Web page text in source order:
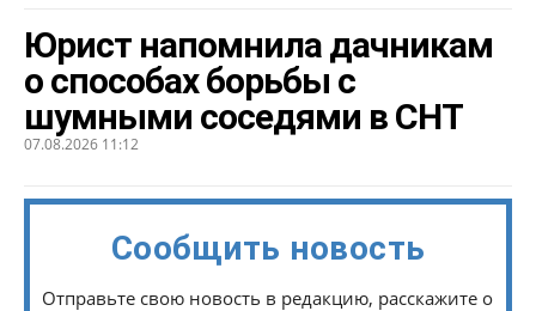
Юрист напомнила дачникам
о способах борьбы с
шумными соседями в СНТ
07.08.2026 11:12
Сообщить новость
Отправьте свою новость в редакцию, расскажите о